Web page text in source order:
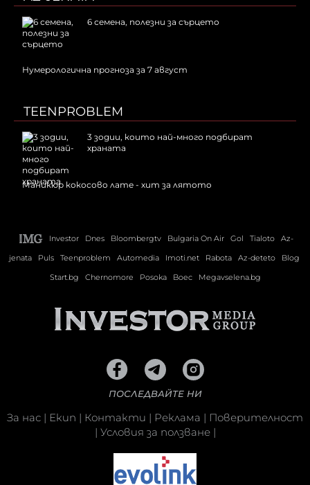
6 семена, полезни за сърцето
Нумерологична прогноза за 7 август
TEENPROBLEM
3 зодии, които най-много подбират
храната
Маникюр кокосово лате - хит за лятото
Investor Dnes Bloombergtv Bulgaria On Air Gol Tialoto
Az-
jenata
Puls Teenproblem Automedia Imoti.net Rabota Az-deteto
Blog
Start.bg
Chernomore Posoka Boec Megavselena.bg
ПОСЛЕДВАЙТЕ НИ
За нас | Екип | Контакти | Реклама | Поверителност
| Условия за ползване|